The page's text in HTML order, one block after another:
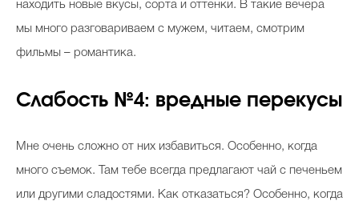
находить новые вкусы, сорта и оттенки. В такие вечера
мы много разговариваем с мужем, читаем, смотрим
фильмы – романтика.
Слабость №4: вредные перекусы
Мне очень сложно от них избавиться. Особенно, когда
много съемок. Там тебе всегда предлагают чай с печеньем
или другими сладостями. Как отказаться? Особенно, когда